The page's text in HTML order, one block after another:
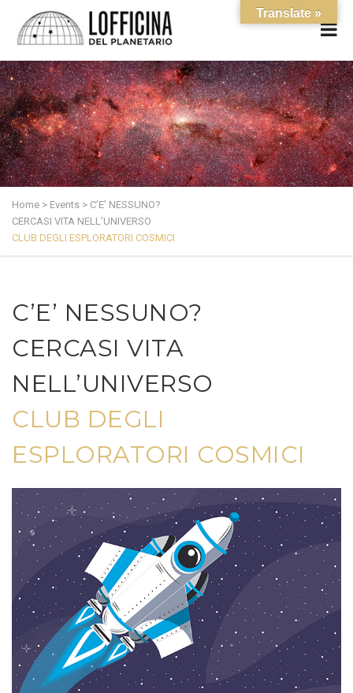
Home > Events > C’E’ NESSUNO?
CERCASI VITA NELL’UNIVERSO
CLUB DEGLI ESPLORATORI COSMICI
C’E’ NESSUNO?
CERCASI VITA
NELL’UNIVERSO
CLUB DEGLI
ESPLORATORI COSMICI
Translate »